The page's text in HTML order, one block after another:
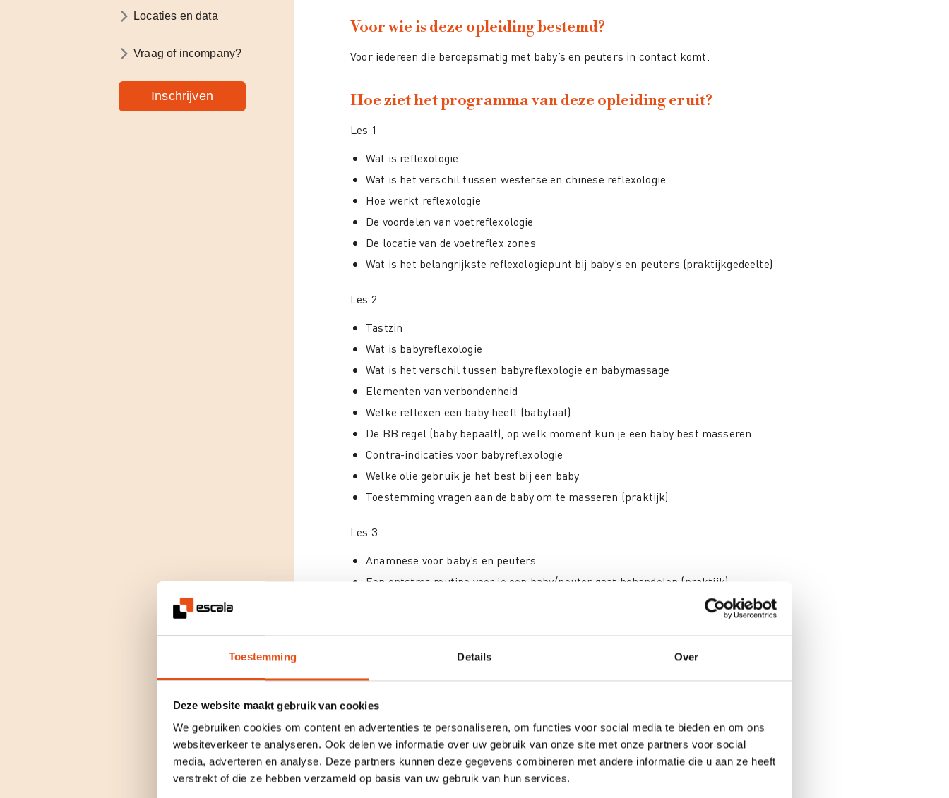
Toestemming Details Over
Deze website maakt gebruik van cookies
We gebruiken cookies om content en advertenties te personaliseren, om functies voor social media te bieden en om ons
websiteverkeer te analyseren. Ook delen we informatie over uw gebruik van onze site met onze partners voor social
media, adverteren en analyse. Deze partners kunnen deze gegevens combineren met andere informatie die u aan ze heeft
verstrekt of die ze hebben verzameld op basis van uw gebruik van hun services.
Locaties en data
Vraag of incompany?
Inschrijven
Voor wie is deze opleiding bestemd?
Voor iedereen die beroepsmatig met baby’s en peuters in contact komt.
Hoe ziet het programma van deze opleiding eruit?
Les 1
Wat is reflexologie
Wat is het verschil tussen westerse en chinese reflexologie
Hoe werkt reflexologie
De voordelen van voetreflexologie
De locatie van de voetreflex zones
Wat is het belangrijkste reflexologiepunt bij baby’s en peuters (praktijkgedeelte)
Les 2
Tastzin
Wat is babyreflexologie
Wat is het verschil tussen babyreflexologie en babymassage
Elementen van verbondenheid
Welke reflexen een baby heeft (babytaal)
De BB regel (baby bepaalt), op welk moment kun je een baby best masseren
Contra-indicaties voor babyreflexologie
Welke olie gebruik je het best bij een baby
Toestemming vragen aan de baby om te masseren (praktijk)
Les 3
Anamnese voor baby’s en peuters
Een ontstres routine voor je een baby/peuter gaat behandelen (praktijk)
Reflexmassage voor elke dag toepassing, welzijn en weerstand (praktijk)
Les 4
Hoe geef je babyreflexologieles aan ouders
Reflexmassage slapen en geruststelling (praktijk)
Reflexmassage spijsvertering (praktijk)
Les 5